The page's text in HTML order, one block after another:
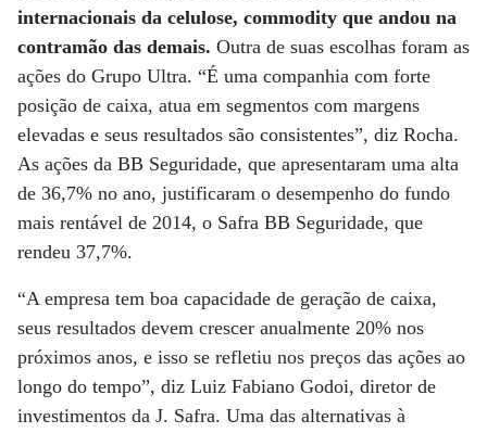
internacionais da celulose, commodity que andou na
contramão das demais. Outra de suas escolhas foram as
ações do Grupo Ultra. “É uma companhia com forte
posição de caixa, atua em segmentos com margens
elevadas e seus resultados são consistentes”, diz Rocha.
As ações da BB Seguridade, que apresentaram uma alta
de 36,7% no ano, justificaram o desempenho do fundo
mais rentável de 2014, o Safra BB Seguridade, que
rendeu 37,7%.
“A empresa tem boa capacidade de geração de caixa,
seus resultados devem crescer anualmente 20% nos
próximos anos, e isso se refletiu nos preços das ações ao
longo do tempo”, diz Luiz Fabiano Godoi, diretor de
investimentos da J. Safra. Uma das alternativas à